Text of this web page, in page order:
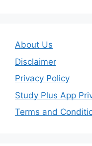
About Us
Disclaimer
Privacy Policy
Study Plus App
Terms and